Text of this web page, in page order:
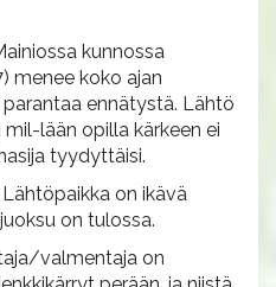
kunnossa
menee koko ajan
ennätystä. Lähtö
lään opilla kärkeen ei
tyydyttäisi.
on ikävä
on tulossa.
valmentaja on